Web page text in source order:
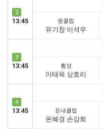
2
13:45 원클럽
유기창 이석우
3
13:45 횡성
이태옥 상효리
4
13:45 둔내클럽
온혜경 손강희